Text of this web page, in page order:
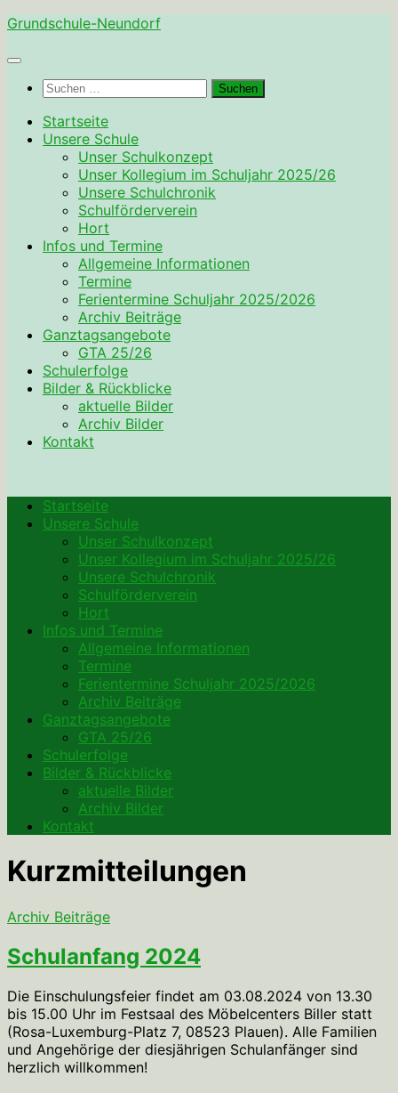
Zum
springen
Grundschule-Neundorf
Suchen
Startseite
Unsere Schule
Unser Schulkonzept
Unser Kollegium im Schuljahr 2025/26
Unsere Schulchronik
Schulförderverein
Hort
Infos und Termine
Allgemeine Informationen
Termine
Ferientermine Schuljahr 2025/2026
Archiv Beiträge
Ganztagsangebote
GTA 25/26
Schulerfolge
Bilder & Rückblicke
aktuelle Bilder
Archiv Bilder
Kontakt
Startseite
Unsere Schule
Unser Schulkonzept
Unser Kollegium im Schuljahr 2025/26
Unsere Schulchronik
Schulförderverein
Hort
Infos und Termine
Allgemeine Informationen
Termine
Ferientermine Schuljahr 2025/2026
Archiv Beiträge
Ganztagsangebote
GTA 25/26
Schulerfolge
Bilder & Rückblicke
aktuelle Bilder
Archiv Bilder
Kontakt
Kurzmitteilungen
Archiv Beiträge
Schulanfang 2024
Die Einschulungsfeier findet am 03.08.2024 von 13.30
bis 15.00 Uhr im Festsaal des Möbelcenters Biller statt
(Rosa-Luxemburg-Platz 7, 08523 Plauen). Alle Familien
und Angehörige der diesjährigen Schulanfänger sind
herzlich willkommen!